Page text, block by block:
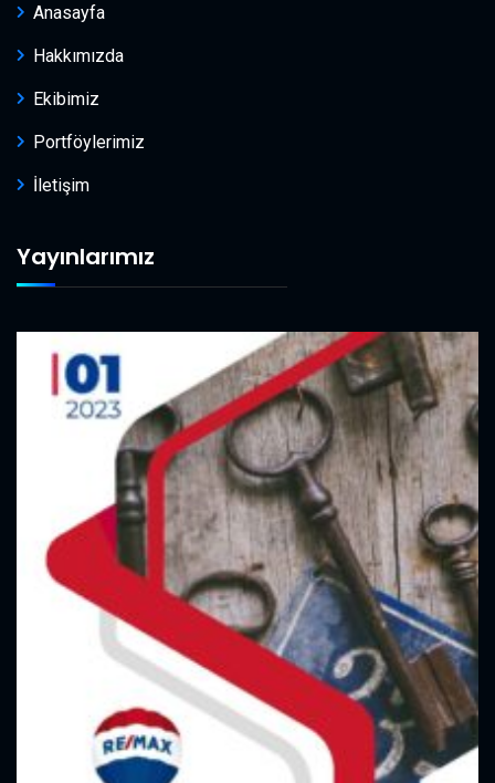
Anasayfa
Hakkımızda
Ekibimiz
Portföylerimiz
İletişim
Yayınlarımız